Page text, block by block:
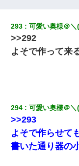
今日夫の実家に泊っ
リしてた
【報告者がキチ】嫁
おう』友人達を家に
てもらえて良かったな
「お前の父ちゃんは
293 可愛い奥様＠
>>292
よそで作って来
294 可愛い奥様＠
>>293
よそで作らせて
書いた通り器の